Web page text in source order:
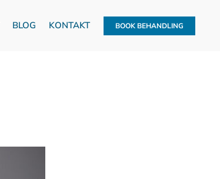
BLOG KONTAKT BOOK BEHANDLING